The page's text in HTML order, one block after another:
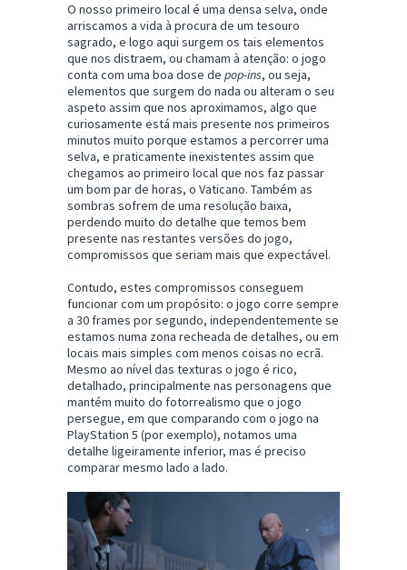
O nosso primeiro local é uma densa selva, onde
arriscamos a vida à procura de um tesouro
sagrado, e logo aqui surgem os tais elementos
que nos distraem, ou chamam à atenção: o jogo
conta com uma boa dose de pop-ins, ou seja,
elementos que surgem do nada ou alteram o seu
aspeto assim que nos aproximamos, algo que
curiosamente está mais presente nos primeiros
minutos muito porque estamos a percorrer uma
selva, e praticamente inexistentes assim que
chegamos ao primeiro local que nos faz passar
um bom par de horas, o Vaticano. Também as
sombras sofrem de uma resolução baixa,
perdendo muito do detalhe que temos bem
presente nas restantes versões do jogo,
compromissos que seriam mais que expectável.
Contudo, estes compromissos conseguem
funcionar com um propósito: o jogo corre sempre
a 30 frames por segundo, independentemente se
estamos numa zona recheada de detalhes, ou em
locais mais simples com menos coisas no ecrã.
Mesmo ao nível das texturas o jogo é rico,
detalhado, principalmente nas personagens que
mantém muito do fotorrealismo que o jogo
persegue, em que comparando com o jogo na
PlayStation 5 (por exemplo), notamos uma
detalhe ligeiramente inferior, mas é preciso
comparar mesmo lado a lado.